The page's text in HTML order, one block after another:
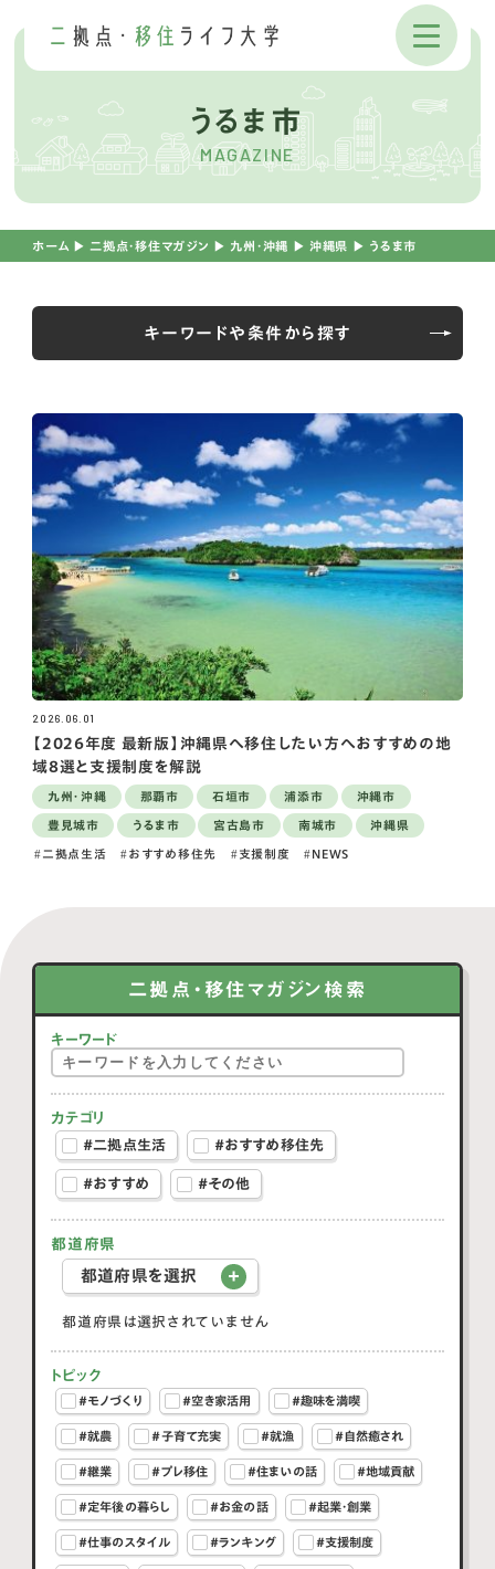
うるま市
MAGAZINE
ホーム ▶︎ 二拠点・移住マガジン ▶︎ 九州・沖縄 ▶︎ 沖縄県 ▶︎ うるま市
キーワードや条件から探す
2026.06.01
【2026年度 最新版】沖縄県へ移住したい方へおすすめの地
域8選と支援制度を解説
九州・沖縄 那覇市 石垣市 浦添市 沖縄市
豊見城市 うるま市 宮古島市 南城市 沖縄県
二拠点生活 おすすめ移住先 支援制度 NEWS
二拠点・移住マガジン検索
キーワード
カテゴリ
#二拠点生活
#おすすめ移住先
#おすすめ #その他
都道府県
都道府県を選択
都道府県は選択されていません
トピック
#モノづくり #空き家活用 #趣味を満喫
#就農 #子育て充実 #就漁 #自然癒され
#継業 #プレ移住 #住まいの話 #地域貢献
#定年後の暮らし #お金の話 #起業・創業
#仕事のスタイル #ランキング #支援制度